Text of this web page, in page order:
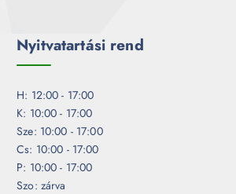
Nyitvatartási rend
H: 12:00 - 17:00
K: 10:00 - 17:00
Sze: 10:00 - 17:00
Cs: 10:00 - 17:00
P: 10:00 - 17:00
Szo: zárva